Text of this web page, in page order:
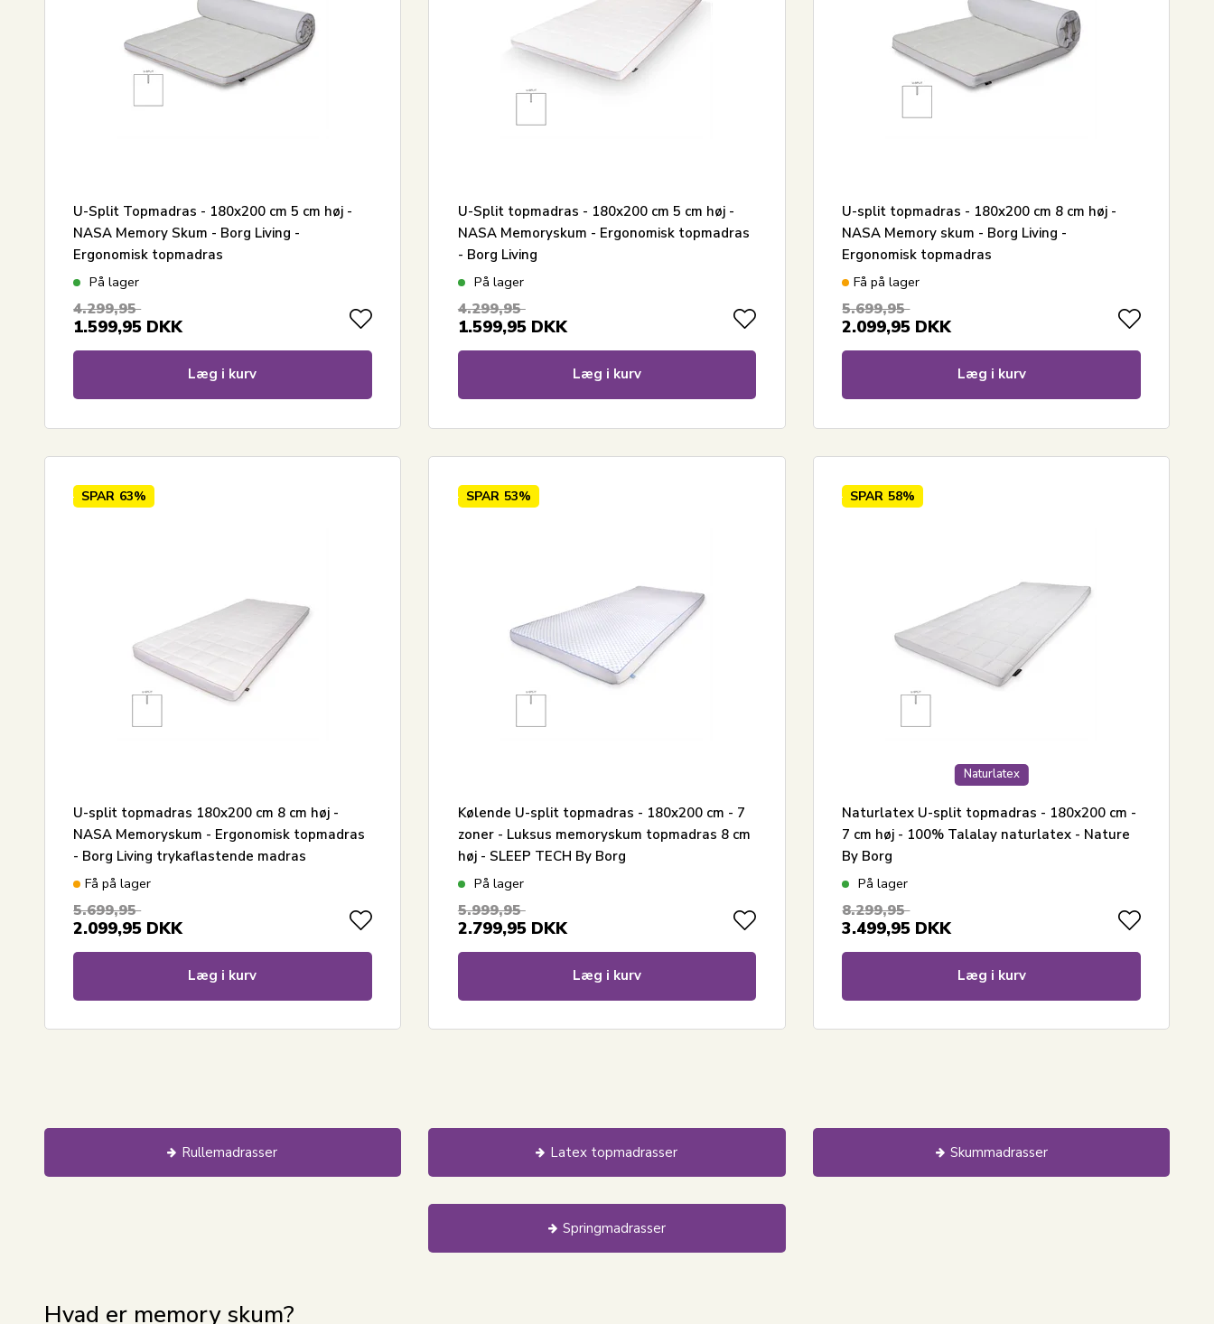
U-Split Topmadras - 180x200 cm 5 cm høj -
NASA Memory Skum - Borg Living -
Ergonomisk topmadras
På lager
4.299,95
1.599,95 DKK
Læg i kurv
U-Split topmadras - 180x200 cm 5 cm høj -
NASA Memoryskum - Ergonomisk topmadras
- Borg Living
På lager
4.299,95
1.599,95 DKK
Læg i kurv
U-split topmadras - 180x200 cm 8 cm høj -
NASA Memory skum - Borg Living -
Ergonomisk topmadras
Få på lager
5.699,95
2.099,95 DKK
Læg i kurv
SPAR 63%
U-split topmadras 180x200 cm 8 cm høj -
NASA Memoryskum - Ergonomisk topmadras
- Borg Living trykaflastende madras
Få på lager
5.699,95
2.099,95 DKK
Læg i kurv
SPAR 53%
Kølende U-split topmadras - 180x200 cm - 7
zoner - Luksus memoryskum topmadras 8 cm
høj - SLEEP TECH By Borg
På lager
5.999,95
2.799,95 DKK
Læg i kurv
Naturlatex
SPAR 58%
Naturlatex U-split topmadras - 180x200 cm -
7 cm høj - 100% Talalay naturlatex - Nature
By Borg
På lager
8.299,95
3.499,95 DKK
Læg i kurv
Rullemadrasser Latex topmadrasser Skummadrasser
Springmadrasser
Hvad er memory skum?